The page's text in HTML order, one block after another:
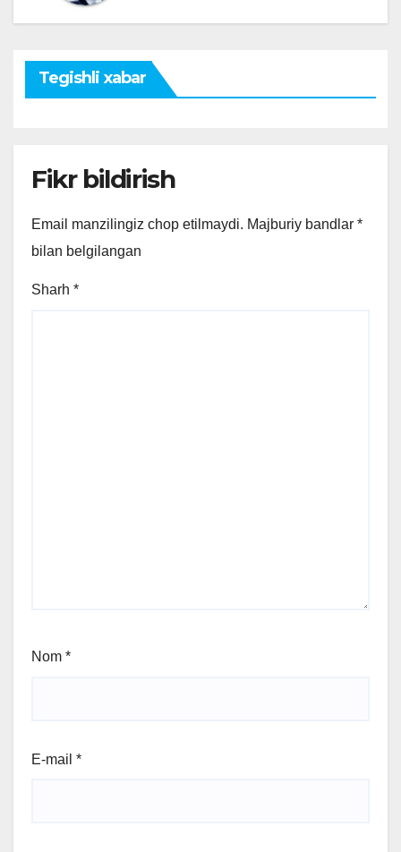
Tegishli xabar
Fikr bildirish
Email manzilingiz chop etilmaydi. Majburiy bandlar *
bilan belgilangan
Sharh *
Nom *
E-mail *